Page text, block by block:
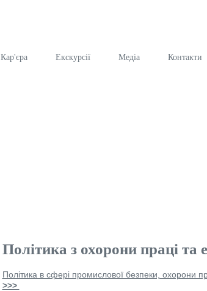
Кар'єра Екскурсії Медia Контакти
Політика з охорони праці та
Політика в сфері промислової безпеки, охорони
>>>